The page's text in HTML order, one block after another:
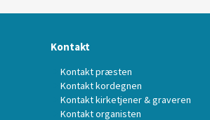
Kontakt
Kontakt præsten
Kontakt kordegnen
Kontakt kirketjener & graveren
Kontakt organisten